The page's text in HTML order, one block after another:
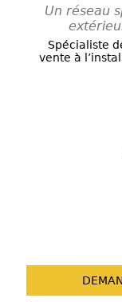
Un réseau
Spécialiste
vente à